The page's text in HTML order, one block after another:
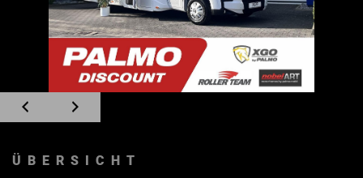
Zum
vorherigen
navigieren
Zum
nächsten
navigieren
ÜBERSICHT